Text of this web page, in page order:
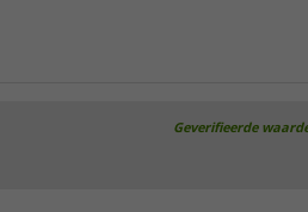
Geverifieerde